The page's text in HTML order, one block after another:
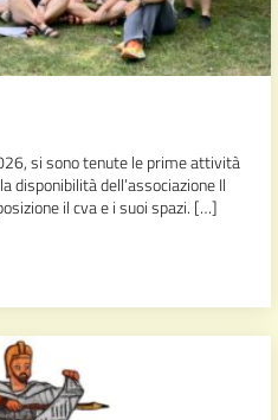
si sono tenute le prime attività
disponibilità dell’associazione Il
il cva e i suoi spazi. […]